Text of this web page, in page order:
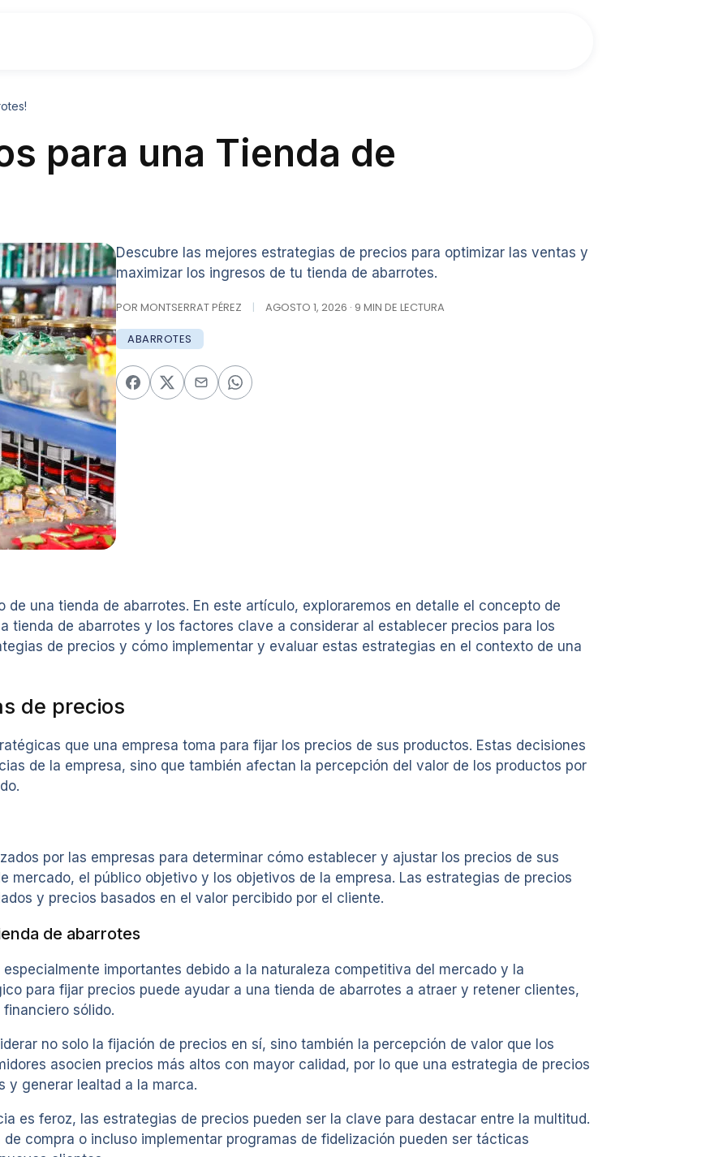
para una Tienda de
Descubre las mejores estrategias de precios para optimizar las ventas y
maximizar los ingresos de tu tienda de abarrotes.
POR MONTSERRAT PÉREZ | AGOSTO 1, 2026 · 9 MIN DE LECTURA
ABARROTES
una tienda de abarrotes. En este artículo, exploraremos en detalle el concepto de
tienda de abarrotes y los factores clave a considerar al establecer precios para los
de precios y cómo implementar y evaluar estas estrategias en el contexto de una
de precios
que una empresa toma para fijar los precios de sus productos. Estas decisiones
de la empresa, sino que también afectan la percepción del valor de los productos por
por las empresas para determinar cómo establecer y ajustar los precios de sus
mercado, el público objetivo y los objetivos de la empresa. Las estrategias de precios
y precios basados en el valor percibido por el cliente.
de abarrotes
importantes debido a la naturaleza competitiva del mercado y la
para fijar precios puede ayudar a una tienda de abarrotes a atraer y retener clientes,
sólido.
no solo la fijación de precios en sí, sino también la percepción de valor que los
asocien precios más altos con mayor calidad, por lo que una estrategia de precios
y generar lealtad a la marca.
es feroz, las estrategias de precios pueden ser la clave para destacar entre la multitud.
compra o incluso implementar programas de fidelización pueden ser tácticas